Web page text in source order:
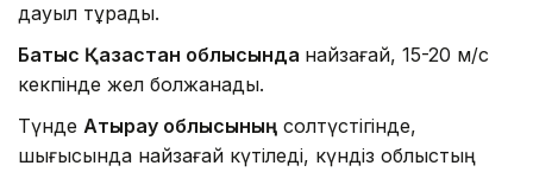
дауыл тұрады.
Батыс Қазақстан облысында найзағай, 15-20 м/с
кекпінде жел болжанады.
Түнде Атырау облысының солтүстігінде,
шығысында найзағай күтіледі, күндіз облыстың